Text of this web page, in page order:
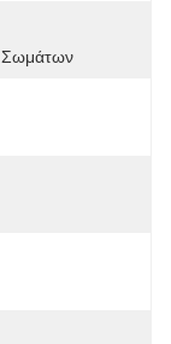
Σωμάτων